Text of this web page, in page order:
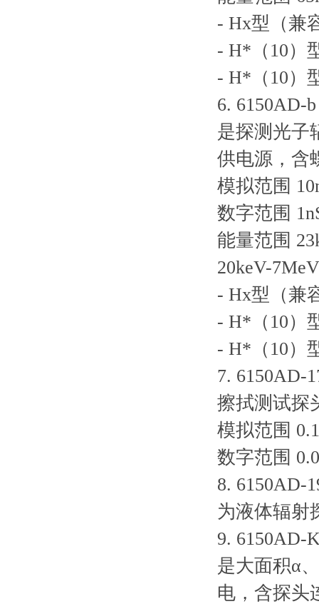
- Hx型（兼
- H*（10）
- H*（10）
6. 6150AD-
是探测光子
供电源，含
模拟范围
数字范围
能量范围
20keV-
- Hx型（兼
- H*（10）
- H*（10）
7. 6150AD-
擦拭测试探
模拟范围
数字范围
8. 6150AD-
为液体辐射
9. 6150AD-
是大面积α
电，含探头